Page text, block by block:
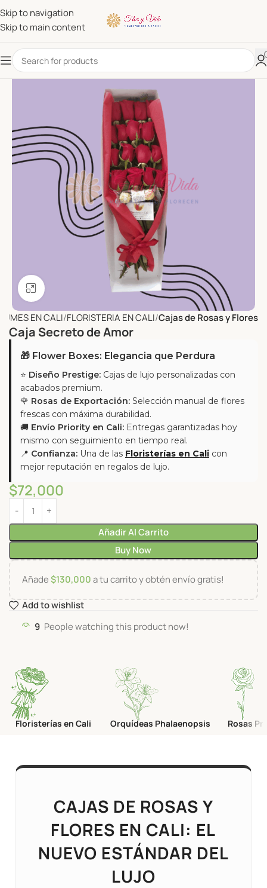
Skip to navigation
Skip to main content
Click to enlarge
EN CALI FLORISTERIA EN CALI Cajas de Rosas y Flores
Caja Secreto de Amor
🎁 Flower Boxes: Elegancia que Perdura
⭐ Diseño Prestige: Cajas de lujo personalizadas con
acabados premium.
🌹 Rosas de Exportación: Selección manual de flores
frescas con máxima durabilidad.
🚚 Envío Priority en Cali: Entregas garantizadas hoy
mismo con seguimiento en tiempo real.
📍 Confianza: Una de las Floristerías en Cali con
mejor reputación en regalos de lujo.
$72,000
Añadir Al Carrito
Buy Now
Añade$130,000a tu carrito y obtén envío gratis!
Add to wishlist
9 People watching this product now!
Floristerías en Cali Orquídeas Phalaenopsis Rosas
CAJAS DE ROSAS Y
FLORES EN CALI: EL
NUEVO ESTÁNDAR DEL
LUJO